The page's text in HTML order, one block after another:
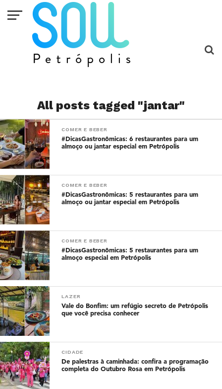
All posts tagged "jantar"
COMER E BEBER
#DicasGastronômicas: 6 restaurantes para um
almoço ou jantar especial em Petrópolis
COMER E BEBER
#DicasGastronômicas: 5 restaurantes para um
almoço ou jantar especial em Petrópolis
COMER E BEBER
#DicasGastronômicas: 5 restaurantes para um
almoço especial em Petrópolis
LAZER
Vale do Bonfim: um refúgio secreto de Petrópolis
que você precisa conhecer
CIDADE
De palestras à caminhada: confira a programação
completa do Outubro Rosa em Petrópolis